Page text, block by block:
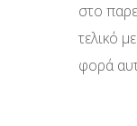
στο
τελικό
φορά